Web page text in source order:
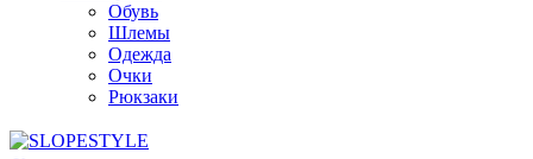
Обувь
Шлемы
Одежда
Очки
Рюкзаки